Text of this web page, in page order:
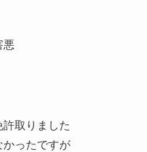
悪
取りました
かったですが